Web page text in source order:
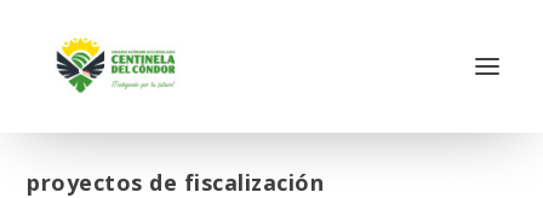
proyectos de fiscalización